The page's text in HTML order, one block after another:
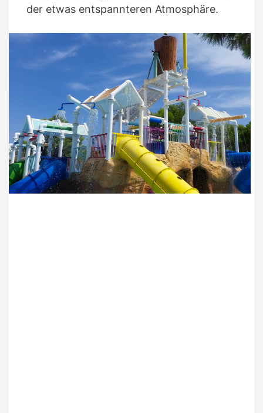
der etwas entspannteren Atmosphäre.